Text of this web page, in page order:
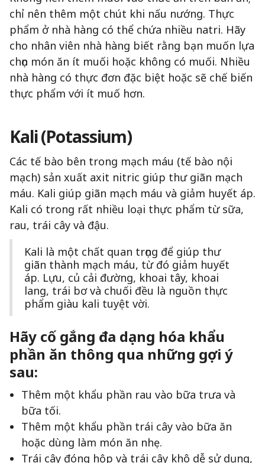
chỉ nên thêm một chút khi nấu nướng. Thực
phẩm ở nhà hàng có thể chứa nhiều natri. Hãy
cho nhân viên nhà hàng biết rằng bạn muốn lựa
chọn món ăn ít muối hoặc không có muối. Nhiều
nhà hàng có thực đơn đặc biệt hoặc sẽ chế biến
thực phẩm với ít muố hơn.
Kali (Potassium)
Các tế bào bên trong mạch máu (tế bào nội
mạch) sản xuất axit nitric giúp thư giãn mạch
máu. Kali giúp giãn mạch máu và giảm huyết áp.
Kali có trong rất nhiều loại thực phẩm từ sữa,
rau, trái cây và đậu.
Kali là một chất quan trọng để giúp thư
giãn thành mạch máu, từ đó giảm huyết
áp. Lựu, củ cải đường, khoai tây, khoai
lang, trái bơ và chuối đều là nguồn thực
phẩm giàu kali tuyệt vời.
Hãy cố gắng đa dạng hóa khẩu
phần ăn thông qua những gợi ý
sau:
Thêm một khẩu phần rau vào bữa trưa và
bữa tối.
Thêm một khẩu phần trái cây vào bữa ăn
hoặc dùng làm món ăn nhẹ.
Trái cây đóng hộp và trái cây khô dễ sử dụng,